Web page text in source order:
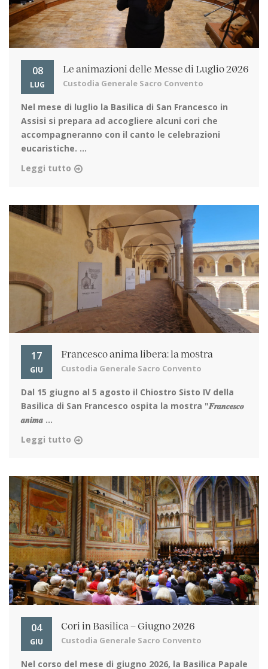
08
LUG
Le animazioni delle Messe di Luglio 2026
Custodia Generale Sacro Convento
Nel mese di luglio la Basilica di San Francesco in
Assisi si prepara ad accogliere alcuni cori che
accompagneranno con il canto le celebrazioni
eucaristiche. ...
Leggi tutto
17
GIU
Francesco anima libera: la mostra
Custodia Generale Sacro Convento
Dal 15 giugno al 5 agosto il Chiostro Sisto IV della
Basilica di San Francesco ospita la mostra "𝑭𝒓𝒂𝒏𝒄𝒆𝒔𝒄𝒐
𝒂𝒏𝒊𝒎𝒂 ...
Leggi tutto
04
GIU
Cori in Basilica – Giugno 2026
Custodia Generale Sacro Convento
Nel corso del mese di giugno 2026, la Basilica Papale